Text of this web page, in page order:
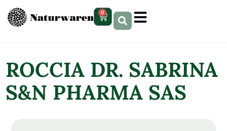
contenuto 0
ROCCIA DR. SABRINA
S&N PHARMA SAS